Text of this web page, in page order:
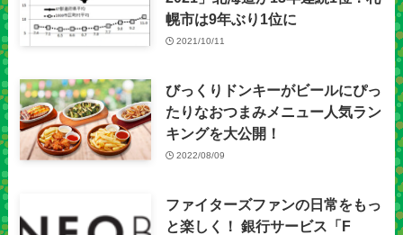
幌市は9年ぶり1位に
2021/10/11
びっくりドンキーがビールにぴっ
たりなおつまみメニュー人気ラン
キングを大公開！
2022/08/09
ファイターズファンの日常をもっ
と楽しく！ 銀行サービス「F